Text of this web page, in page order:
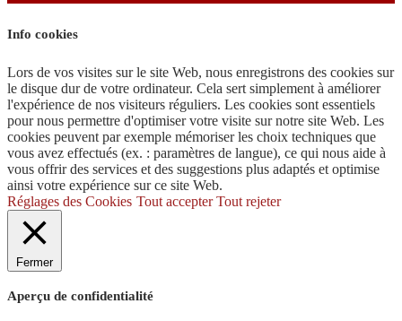
Info cookies
Lors de vos visites sur le site Web, nous enregistrons des cookies sur
le disque dur de votre ordinateur. Cela sert simplement à améliorer
l'expérience de nos visiteurs réguliers. Les cookies sont essentiels
pour nous permettre d'optimiser votre visite sur notre site Web. Les
cookies peuvent par exemple mémoriser les choix techniques que
vous avez effectués (ex. : paramètres de langue), ce qui nous aide à
vous offrir des services et des suggestions plus adaptés et optimise
ainsi votre expérience sur ce site Web.
Réglages des Cookies Tout accepter Tout rejeter
Fermer
Aperçu de confidentialité